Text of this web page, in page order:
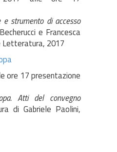
strumento di accesso
e Francesca
Letteratura, 2017
ore 17 presentazione
Atti del convegno
di Gabriele Paolini,